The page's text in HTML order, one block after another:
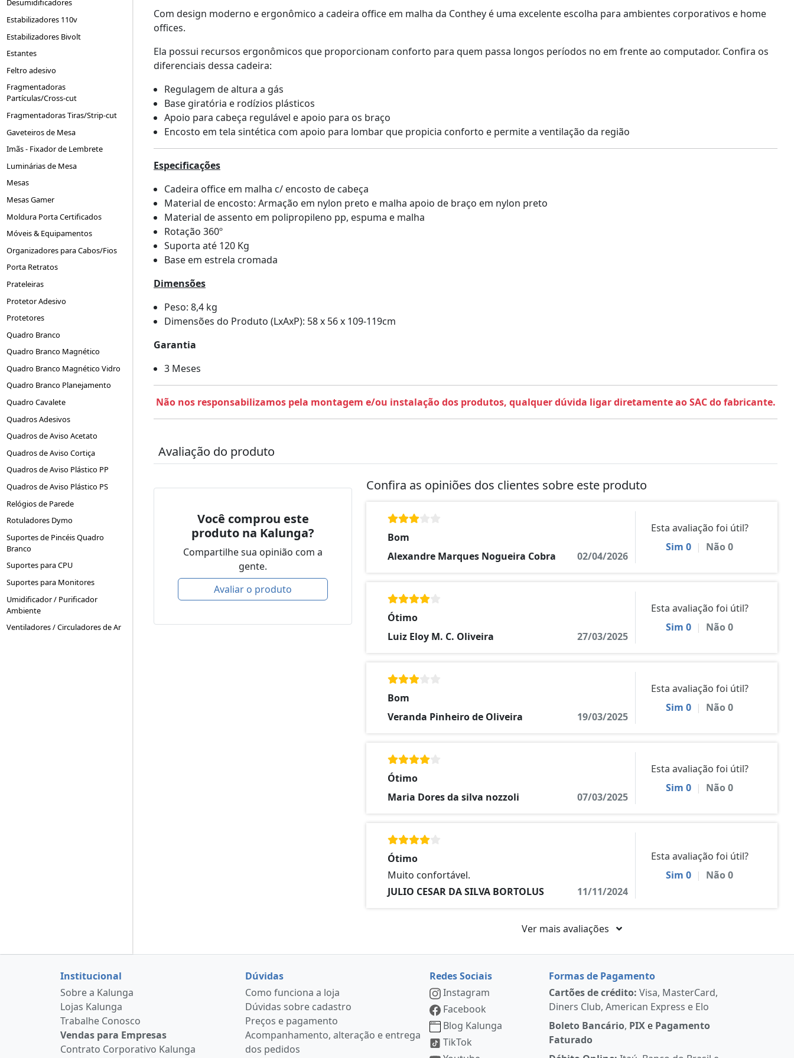
Desumidificadores
Estabilizadores 110v
Estabilizadores Bivolt
Estantes
Feltro adesivo
Fragmentadoras
Partículas/Cross-cut
Fragmentadoras Tiras/Strip-cut
Gaveteiros de Mesa
Imãs - Fixador de Lembrete
Luminárias de Mesa
Mesas
Mesas Gamer
Moldura Porta Certificados
Móveis & Equipamentos
Organizadores para Cabos/Fios
Porta Retratos
Prateleiras
Protetor Adesivo
Protetores
Quadro Branco
Quadro Branco Magnético
Quadro Branco Magnético Vidro
Quadro Branco Planejamento
Quadro Cavalete
Quadros Adesivos
Quadros de Aviso Acetato
Quadros de Aviso Cortiça
Quadros de Aviso Plástico PP
Quadros de Aviso Plástico PS
Relógios de Parede
Rotuladores Dymo
Suportes de Pincéis Quadro
Branco
Suportes para CPU
Suportes para Monitores
Umidificador / Purificador
Ambiente
Ventiladores / Circuladores de Ar
Com design moderno e ergonômico a cadeira office em malha da Conthey é uma excelente escolha para ambientes corporativos e home
offices.
Ela possui recursos ergonômicos que proporcionam conforto para quem passa longos períodos no em frente ao computador. Confira os
diferenciais dessa cadeira:
Regulagem de altura a gás
Base giratória e rodízios plásticos
Apoio para cabeça regulável e apoio para os braço
Encosto em tela sintética com apoio para lombar que propicia conforto e permite a ventilação da região
Especificações
Cadeira office em malha c/ encosto de cabeça
Material de encosto: Armação em nylon preto e malha apoio de braço em nylon preto
Material de assento em polipropileno pp, espuma e malha
Rotação 360º
Suporta até 120 Kg
Base em estrela cromada
Dimensões
Peso: 8,4 kg
Dimensões do Produto (LxAxP): 58 x 56 x 109-119cm
Garantia
3 Meses
Não nos responsabilizamos pela montagem e/ou instalação dos produtos, qualquer dúvida ligar diretamente ao SAC do fabricante.
Avaliação do produto
Você comprou este
produto na Kalunga?
Compartilhe sua opinião com a
gente.
Avaliar o produto
Confira as opiniões dos clientes sobre este produto
Bom
Alexandre Marques Nogueira Cobra
02/04/2026
Esta avaliação foi útil?
Sim 0 | Não0
Ótimo
Luiz Eloy M. C. Oliveira
27/03/2025
Esta avaliação foi útil?
Sim 0 | Não0
Bom
Veranda Pinheiro de Oliveira
19/03/2025
Esta avaliação foi útil?
Sim 0 | Não0
Ótimo
Maria Dores da silva nozzoli
07/03/2025
Esta avaliação foi útil?
Sim 0 | Não0
Ótimo
Muito confortável.
JULIO CESAR DA SILVA BORTOLUS
11/11/2024
Esta avaliação foi útil?
Sim 0 | Não0
Ver mais avaliações
Institucional
Sobre a Kalunga
Lojas Kalunga
Trabalhe Conosco
Vendas para Empresas
Contrato Corporativo Kalunga
Dúvidas
Como funciona a loja
Dúvidas sobre cadastro
Preços e pagamento
Acompanhamento, alteração e entrega
dos pedidos
Redes Sociais
Instagram
Facebook
Blog Kalunga
TikTok
Formas de Pagamento
Cartões de crédito: Visa, MasterCard,
Diners Club, American Express e Elo
Boleto Bancário, PIX e Pagamento
Faturado